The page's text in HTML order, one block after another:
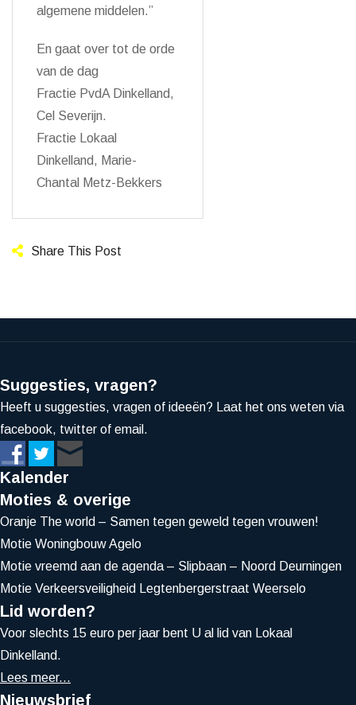
algemene middelen.”
En gaat over tot de orde
van de dag
Fractie PvdA Dinkelland,
Cel Severijn.
Fractie Lokaal
Dinkelland, Marie-
Chantal Metz-Bekkers
Share This Post
Suggesties, vragen?
Heeft u suggesties, vragen of ideeën? Laat het ons weten via
facebook, twitter of email.
Kalender
Moties & overige
Oranje The world – Samen tegen geweld tegen vrouwen!
Motie Woningbouw Agelo
Motie vreemd aan de agenda – Slipbaan – Noord Deurningen
Motie Verkeersveiligheid Legtenbergerstraat Weerselo
Lid worden?
Voor slechts 15 euro per jaar bent U al lid van Lokaal
Dinkelland.
Lees meer...
Nieuwsbrief